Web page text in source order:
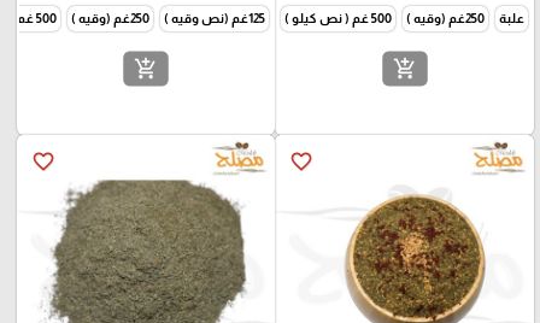
علبة 250غم (وقيه ) 500 غم ( نص كيلو ) 1000غم (كيلو )
add_shopping_cart
125غم (نص وقيه ) 250غم (وقيه ) 500 غم ( نص كيلو )
add_shopping_cart
favorite_border
favorite_border